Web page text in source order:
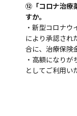
⑫「コロナ治療
すか。
・新型コロナ
により承認され
合に、治療保険
・高額になり
としてご利用い